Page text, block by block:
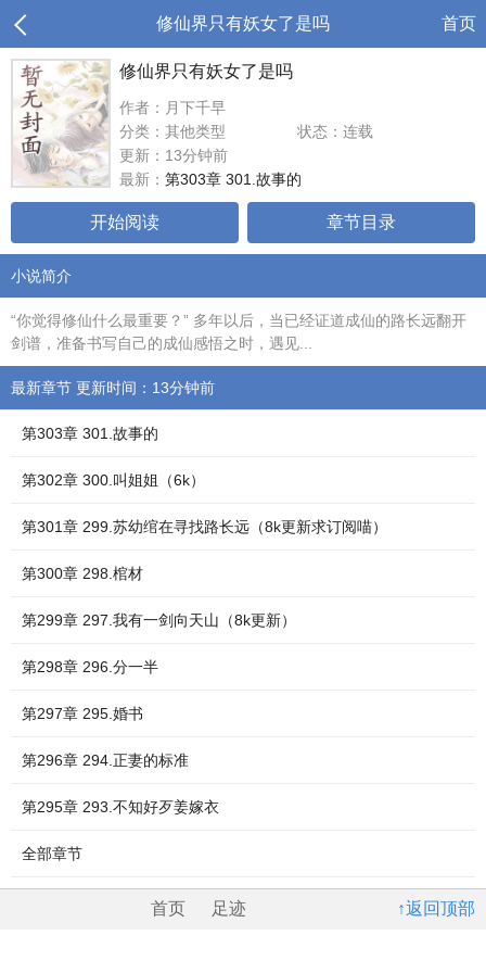
修仙界只有妖女了是吗 首页
修仙界只有妖女了是吗
作者：月下千早
分类：其他类型
状态：连载
更新：13分钟前
最新： 第303章 301.故事的
开始阅读 章节目录
小说简介
“你觉得修仙什么最重要？” 多年以后，当已经证道成仙的路长远翻开
剑谱，准备书写自己的成仙感悟之时，遇见...
最新章节 更新时间：13分钟前
第303章 301.故事的
第302章 300.叫姐姐（6k）
第301章 299.苏幼绾在寻找路长远（8k更新求订阅喵）
第300章 298.棺材
第299章 297.我有一剑向天山（8k更新）
第298章 296.分一半
第297章 295.婚书
第296章 294.正妻的标准
第295章 293.不知好歹姜嫁衣
全部章节
↑返回顶部
首页 足迹